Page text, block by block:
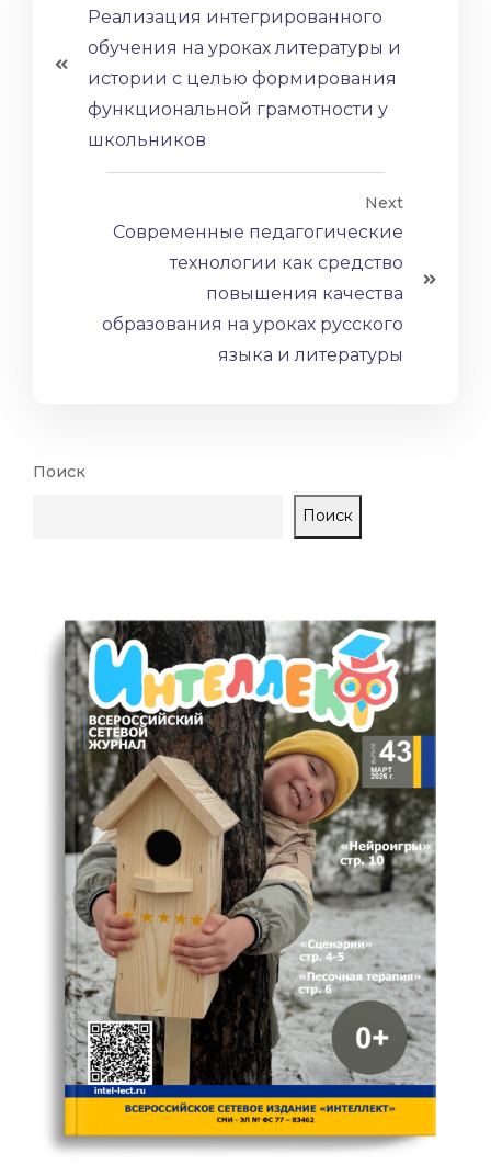
Реализация интегрированного
обучения на уроках литературы и
истории с целью формирования
функциональной грамотности у
школьников
Next
Современные педагогические
технологии как средство
повышения качества
образования на уроках русского
языка и литературы
Поиск
Поиск